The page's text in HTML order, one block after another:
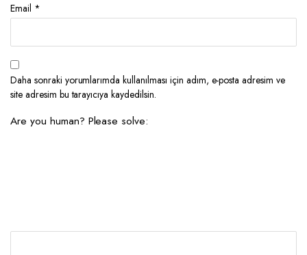
Email *
Daha sonraki yorumlarımda kullanılması için adım, e-posta adresim ve
site adresim bu tarayıcıya kaydedilsin.
Are you human? Please solve: